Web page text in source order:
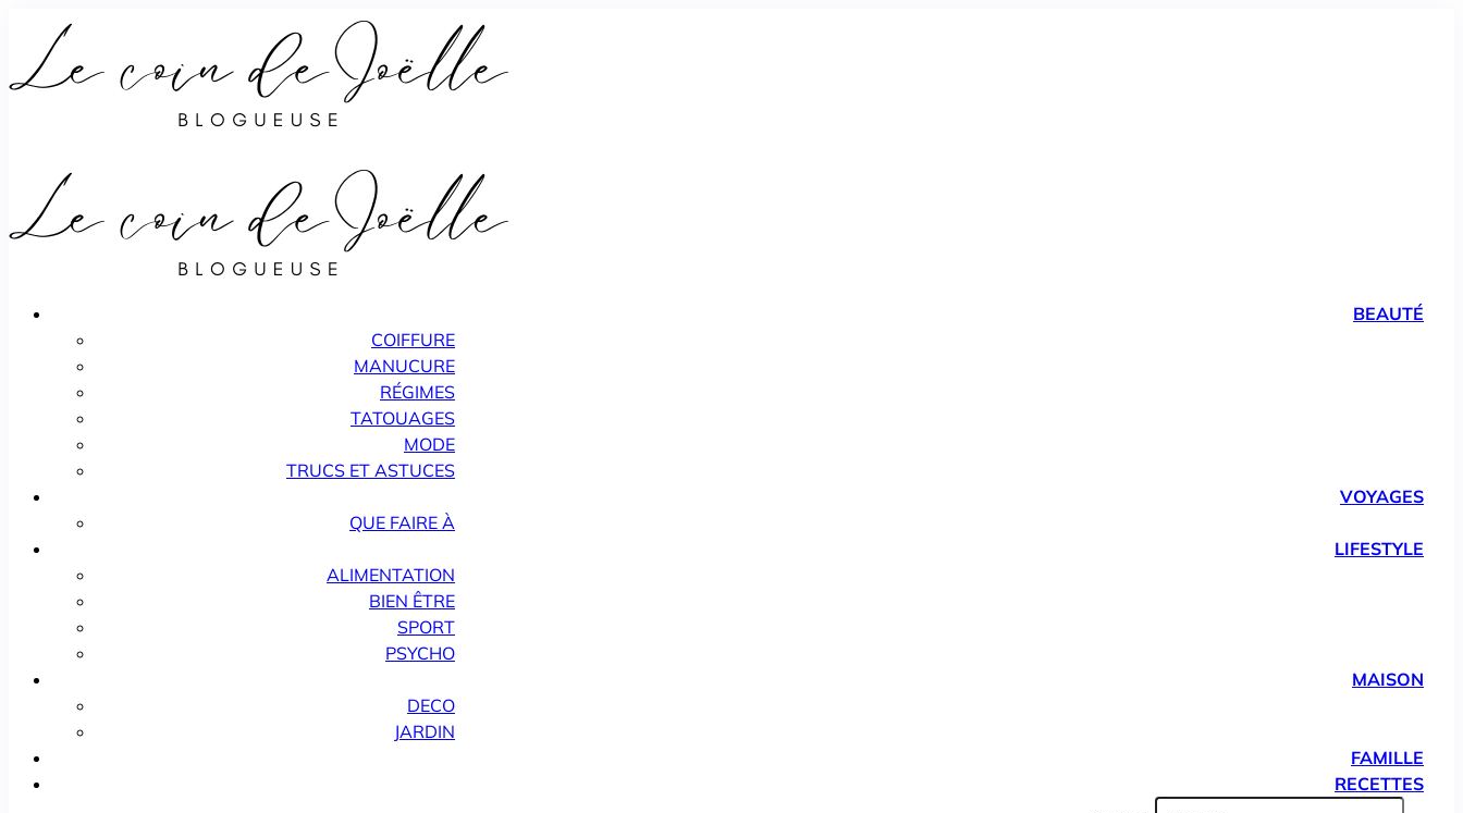
BEAUTÉ
COIFFURE
MANUCURE
RÉGIMES
TATOUAGES
MODE
TRUCS ET ASTUCES
VOYAGES
QUE FAIRE À
LIFESTYLE
ALIMENTATION
BIEN ÊTRE
SPORT
PSYCHO
MAISON
DECO
JARDIN
FAMILLE
RECETTES